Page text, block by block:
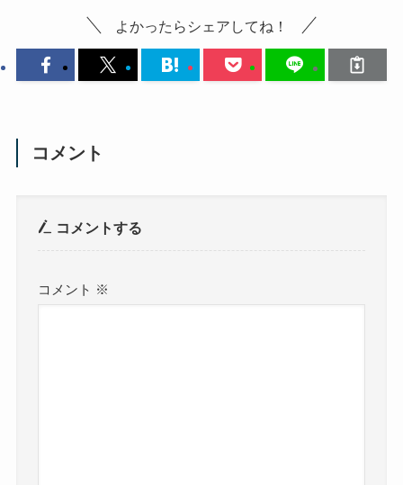
よかったらシェアしてね！
コメント
コメントする
コメント ※